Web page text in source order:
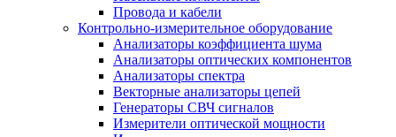
Провода и кабели
Контрольно-измерительное оборудование
Анализаторы коэффициента шума
Анализаторы оптических компонентов
Анализаторы спектра
Векторные анализаторы цепей
Генераторы СВЧ сигналов
Измерители оптической мощности